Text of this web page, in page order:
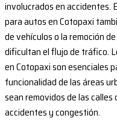
involucrados en accidentes.
para autos en Cotopaxi
de vehículos o la remoción
dificultan el flujo de tráfico.
en Cotopaxi son esenciales
funcionalidad de las áreas
sean removidos de las
accidentes y congestión.